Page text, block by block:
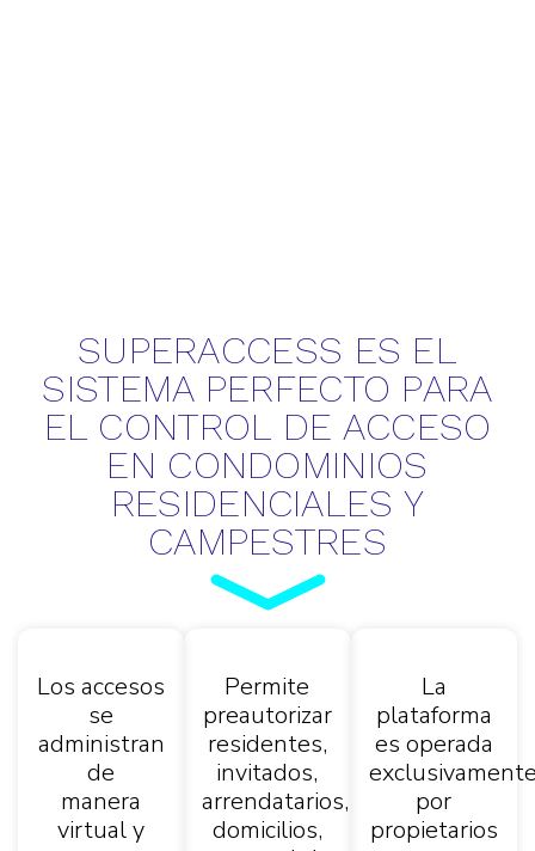
SUPERACCESS ES EL
SISTEMA PERFECTO PARA
EL CONTROL DE ACCESO
EN CONDOMINIOS
RESIDENCIALES Y
CAMPESTRES
Los accesos
se
administran
de
manera
virtual y
Permite
preautorizar
residentes,
invitados,
arrendatarios,
domicilios,
La
plataforma
es operada
por
propietarios